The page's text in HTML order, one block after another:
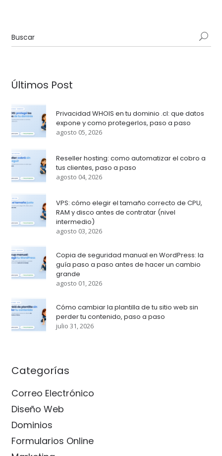
Últimos Post
Privacidad WHOIS en tu dominio .cl: que datos
expone y como protegerlos, paso a paso
agosto 05, 2026
Reseller hosting: como automatizar el cobro a
tus clientes, paso a paso
agosto 04, 2026
VPS: cómo elegir el tamaño correcto de CPU,
RAM y disco antes de contratar (nivel
intermedio)
agosto 03, 2026
Copia de seguridad manual en WordPress: la
guía paso a paso antes de hacer un cambio
grande
agosto 01, 2026
Cómo cambiar la plantilla de tu sitio web sin
perder tu contenido, paso a paso
julio 31, 2026
Categorías
Correo Electrónico
Diseño Web
Dominios
Formularios Online